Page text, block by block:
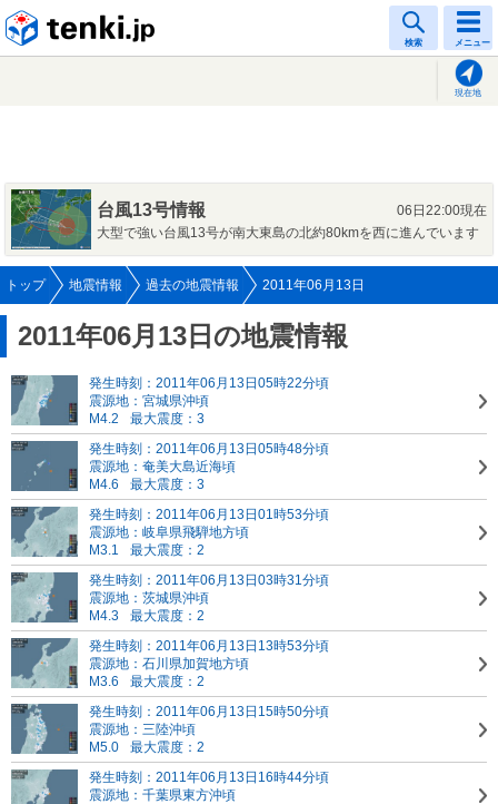
検索 メニュー
現在地
台風13号情報
06日22:00現在
大型で強い台風13号が南大東島の北約80kmを西に進んでいます
トップ 地震情報 過去の地震情報 2011年06月13日
2011年06月13日の地震情報
発生時刻：2011年06月13日05時22分頃
震源地：宮城県沖頃
M4.2
最大震度：3
発生時刻：2011年06月13日05時48分頃
震源地：奄美大島近海頃
M4.6
最大震度：3
発生時刻：2011年06月13日01時53分頃
震源地：岐阜県飛騨地方頃
M3.1
最大震度：2
発生時刻：2011年06月13日03時31分頃
震源地：茨城県沖頃
M4.3
最大震度：2
発生時刻：2011年06月13日13時53分頃
震源地：石川県加賀地方頃
M3.6
最大震度：2
発生時刻：2011年06月13日15時50分頃
震源地：三陸沖頃
M5.0
最大震度：2
発生時刻：2011年06月13日16時44分頃
震源地：千葉県東方沖頃